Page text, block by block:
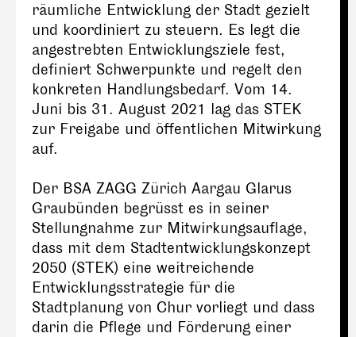
räumliche Entwicklung der Stadt gezielt
und koordiniert zu steuern. Es legt die
angestrebten Entwicklungsziele fest,
definiert Schwerpunkte und regelt den
konkreten Handlungsbedarf. Vom 14.
Juni bis 31. August 2021 lag das STEK
zur Freigabe und öffentlichen Mitwirkung
auf.
Der BSA ZAGG Zürich Aargau Glarus
Graubünden begrüsst es in seiner
Stellungnahme zur Mitwirkungsauflage,
dass mit dem Stadtentwicklungskonzept
2050 (STEK) eine weitreichende
Entwicklungsstrategie für die
Stadtplanung von Chur vorliegt und dass
darin die Pflege und Förderung einer